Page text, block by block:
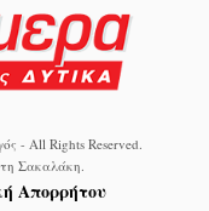
- All Rights Reserved.
Σακαλάκη
Απορρήτου